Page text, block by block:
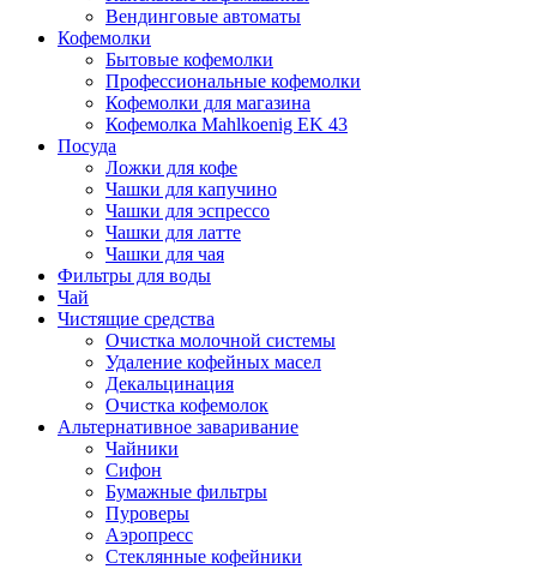
Вендинговые автоматы
Кофемолки
Бытовые кофемолки
Профессиональные кофемолки
Кофемолки для магазина
Кофемолка Mahlkoenig EK 43
Посуда
Ложки для кофе
Чашки для капучино
Чашки для эспрессо
Чашки для латте
Чашки для чая
Фильтры для воды
Чай
Чистящие средства
Очистка молочной системы
Удаление кофейных масел
Декальцинация
Очистка кофемолок
Альтернативное заваривание
Чайники
Сифон
Бумажные фильтры
Пуроверы
Аэропресс
Стеклянные кофейники